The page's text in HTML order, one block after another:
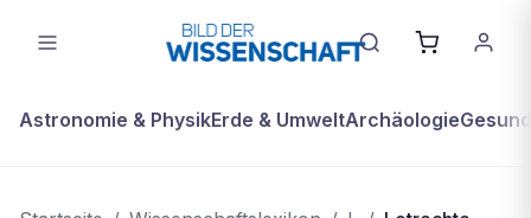
Astronomie & PhysikErde & UmweltArchäologie